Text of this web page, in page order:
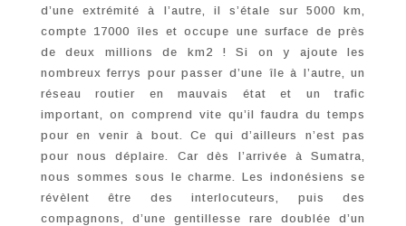
d’une extrémité à l’autre, il s’étale sur 5000 km,
compte 17000 îles et occupe une surface de près
de deux millions de km2 ! Si on y ajoute les
nombreux ferrys pour passer d’une île à l’autre, un
réseau routier en mauvais état et un trafic
important, on comprend vite qu’il faudra du temps
pour en venir à bout. Ce qui d’ailleurs n’est pas
pour nous déplaire. Car dès l’arrivée à Sumatra,
nous sommes sous le charme. Les indonésiens se
révèlent être des interlocuteurs, puis des
compagnons, d’une gentillesse rare doublée d’un